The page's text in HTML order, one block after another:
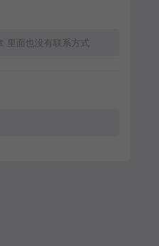
里面也没有联系方式